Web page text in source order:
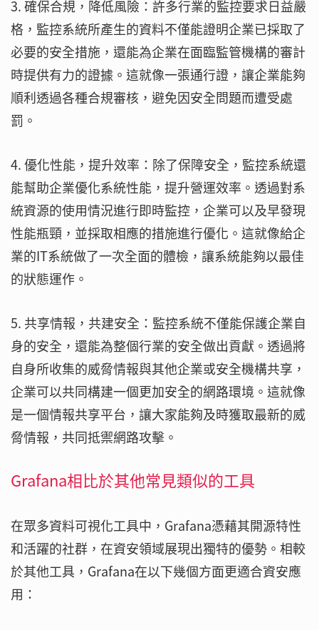
3. 確保合規，降低風險：許多行業的監控要求日益嚴
格，監控系統所產生的資料不僅能證明企業已採取了
必要的安全措施，還能為企業在面臨監管機構的審計
時提供有力的證據。這就像一張通行證，讓企業能夠
順利透過各種合規審核，避免因安全問題而遭受處
罰。
4. 優化性能，提升效率：除了保障安全，監控系統還
能幫助企業優化系統性能，提升營運效率。透過對系
統資源的使用情況進行即時監控，企業可以及早發現
性能瓶頸，並採取相應的措施進行優化。這就像給企
業的IT系統做了一次全面的體檢，讓系統能夠以最佳
的狀態運作。
5. 共享情報，共建安全：監控系統不僅能保護企業自
身的安全，還能為整個行業的安全做出貢獻。透過將
自身所收集的威脅情報與其他企業或安全機構共享，
企業可以共同構建一個更加安全的網路環境。這就像
是一個情報共享平台，讓大家能夠及時獲取最新的威
脅情報，共同抵禦網路攻擊。
Grafana相比於其他常見類似的工具
在眾多資料可視化工具中，Grafana憑藉其開源特性
和活躍的社群，在資安領域展現出獨特的優勢。相較
於其他工具，Grafana在以下幾個方面更適合資安應
用：